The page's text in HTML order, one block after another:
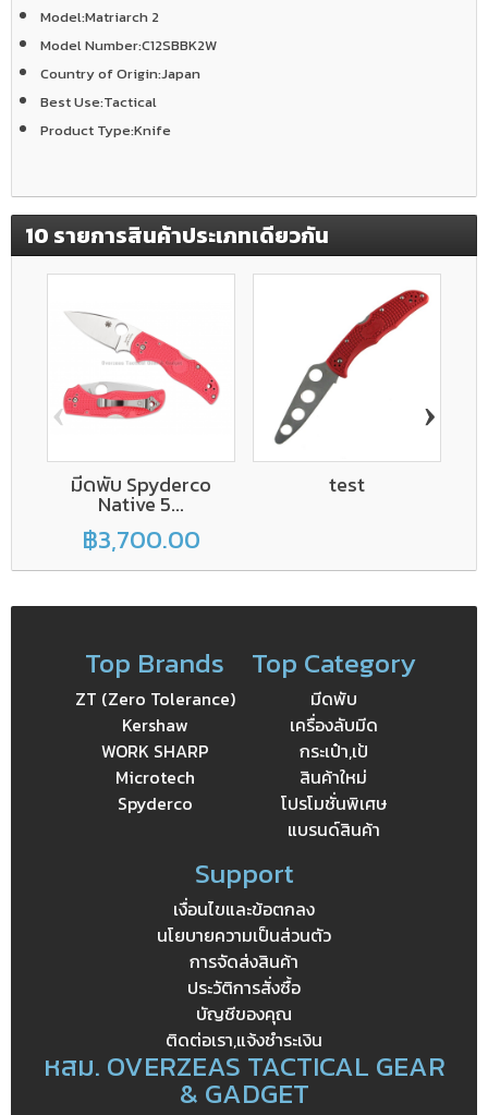
Model:Matriarch 2
Model Number:C12SBBK2W
Country of Origin:Japan
Best Use:Tactical
Product Type:Knife
10 รายการสินค้าประเภทเดียวกัน
มีดพับ Spyderco
Native 5...
฿3,700.00
test
‹ ›
Top Brands
ZT (Zero Tolerance)
Kershaw
WORK SHARP
Microtech
Spyderco
Top Category
มีดพับ
เครื่องลับมีด
กระเป๋า,เป้
สินค้าใหม่
โปรโมชั่นพิเศษ
แบรนด์สินค้า
Support
เงื่อนไขและข้อตกลง
นโยบายความเป็นส่วนตัว
การจัดส่งสินค้า
ประวัติการสั่งซื้อ
บัญชีของคุณ
ติดต่อเรา,แจ้งชำระเงิน
หสม. OVERZEAS TACTICAL GEAR
& GADGET